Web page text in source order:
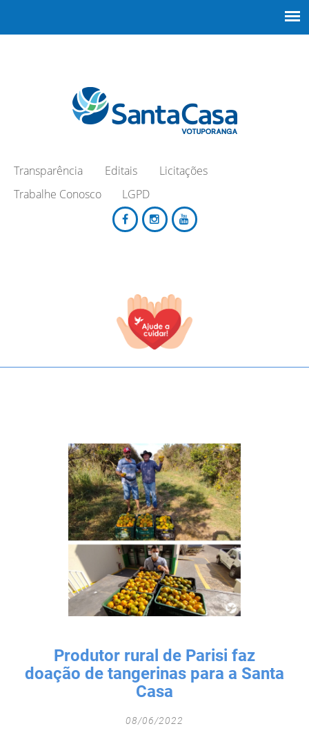
Transparência Editais
Licitações
Trabalhe Conosco
LGPD
TODOS OS CAMPOS SÃO OBRIGATÓRIOS.
Produtor rural de Parisi faz
doação de tangerinas para a Santa
Casa
08/06/2022